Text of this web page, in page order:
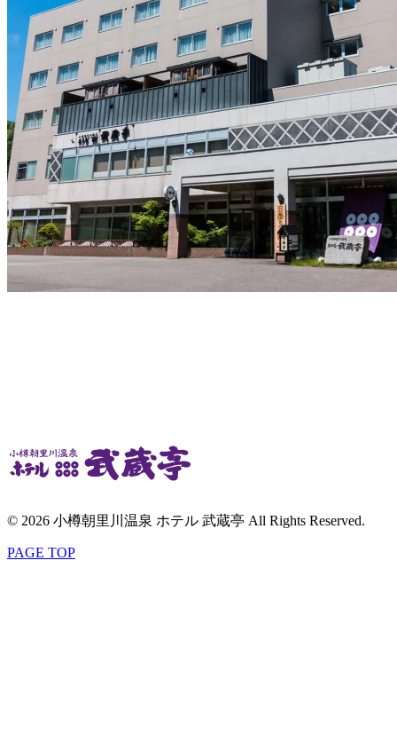
© 2026 小樽朝里川温泉 ホテル 武蔵亭 All Rights Reserved.
PAGE TOP